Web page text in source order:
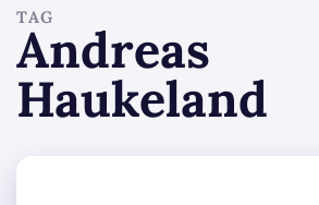
TAG
Andreas
Haukeland